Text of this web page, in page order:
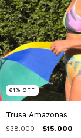
61 % OFF
Trusa Amazonas
$38.000 $15.000